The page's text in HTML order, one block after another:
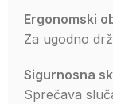
Ergonomski
Za ugodno
Sigurnosna
Sprečava